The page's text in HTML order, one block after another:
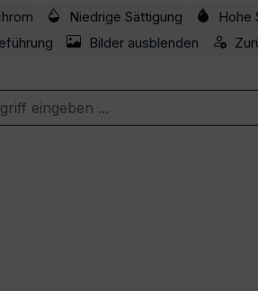
Niedrige Sättigung Hohe
Bilder ausblenden